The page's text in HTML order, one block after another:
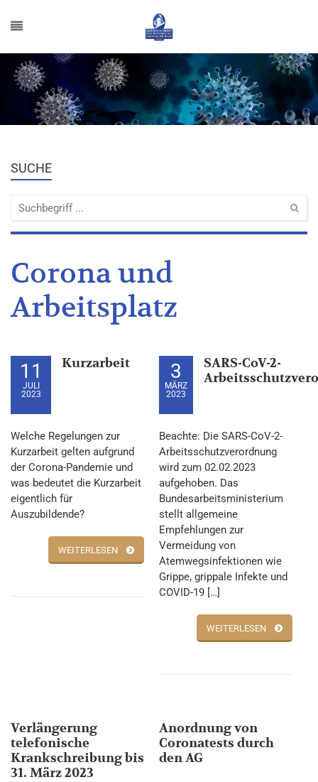
SUCHE
Corona und
Arbeitsplatz
11
JULI
2023
Kurzarbeit
Welche Regelungen zur
Kurzarbeit gelten aufgrund
der Corona-Pandemie und
was bedeutet die Kurzarbeit
eigentlich für
Auszubildende?
WEITERLESEN
3
MÄRZ
2023
SARS-CoV-2-
Beachte: Die SARS-CoV-2-
Arbeitsschutzverordnung
wird zum 02.02.2023
aufgehoben. Das
Bundesarbeitsministerium
stellt allgemeine
Empfehlungen zur
Vermeidung von
Atemwegsinfektionen wie
Grippe, grippale Infekte und
COVID-19 […]
WEITERLESEN
Verlängerung
telefonische
Krankschreibung bis
31. März 2023
Anordnung von
Coronatests durch
den AG